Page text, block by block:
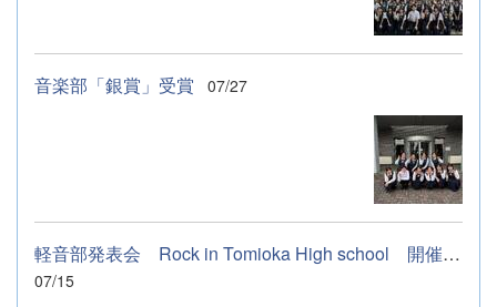
音楽部「銀賞」受賞 07/27
軽音部発表会 Rock in Tomioka High school 開催します
07/15